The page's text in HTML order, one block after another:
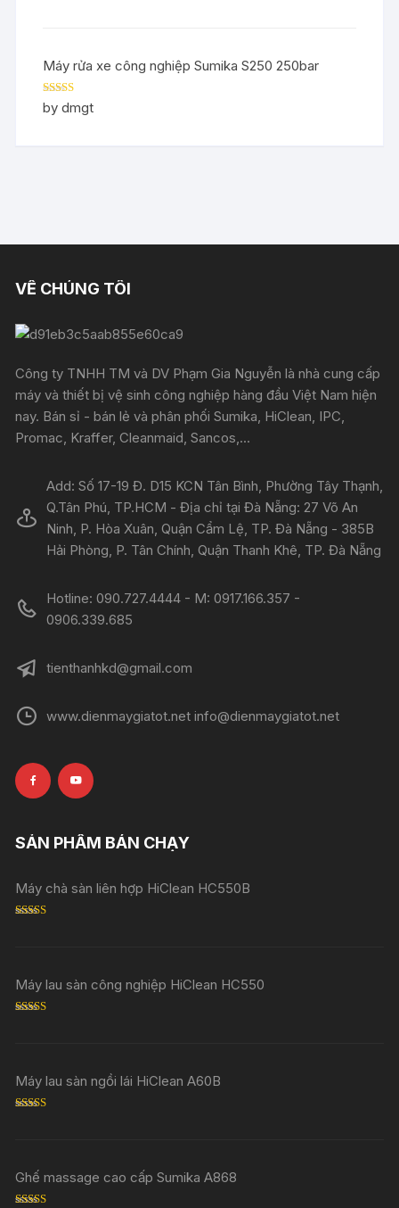
Máy rửa xe công nghiệp Sumika S250 250bar
Rated5out
of 5
by dmgt
VỀ CHÚNG TÔI
Công ty TNHH TM và DV Phạm Gia Nguyễn là nhà cung cấp
máy và thiết bị vệ sinh công nghiệp hàng đầu Việt Nam hiện
nay. Bán sỉ - bán lẻ và phân phối Sumika, HiClean, IPC,
Promac, Kraffer, Cleanmaid, Sancos,...
Add: Số 17-19 Đ. D15 KCN Tân Bình, Phường Tây Thạnh,
Q.Tân Phú, TP.HCM - Địa chỉ tại Đà Nẵng: 27 Võ An
Ninh, P. Hòa Xuân, Quận Cẩm Lệ, TP. Đà Nẵng - 385B
Hải Phòng, P. Tân Chính, Quận Thanh Khê, TP. Đà Nẵng
Hotline: 090.727.4444 - M: 0917.166.357 -
0906.339.685
tienthanhkd@gmail.com
www.dienmaygiatot.net info@dienmaygiatot.net
SẢN PHẨM BÁN CHẠY
Máy chà sàn liên hợp HiClean HC550B
Máy lau sàn công nghiệp HiClean HC550
Máy lau sàn ngồi lái HiClean A60B
Ghế massage cao cấp Sumika A868